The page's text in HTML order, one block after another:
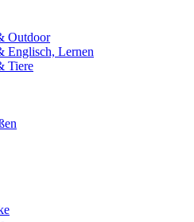
Outdoor
Englisch, Lernen
Tiere